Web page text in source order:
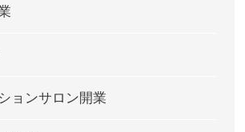
ョンサロン開業